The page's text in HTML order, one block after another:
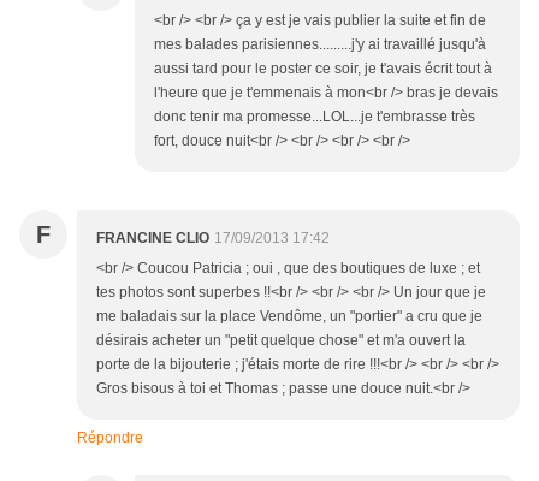
<br /> <br /> ça y est je vais publier la suite et fin de
mes balades parisiennes.........j'y ai travaillé jusqu'à
aussi tard pour le poster ce soir, je t'avais écrit tout à
l'heure que je t'emmenais à mon<br /> bras je devais
donc tenir ma promesse...LOL...je t'embrasse très
fort, douce nuit<br /> <br /> <br /> <br />
F FRANCINE CLIO 17/09/2013 17:42
<br /> Coucou Patricia ; oui , que des boutiques de luxe ; et
tes photos sont superbes !!<br /> <br /> <br /> Un jour que je
me baladais sur la place Vendôme, un "portier" a cru que je
désirais acheter un "petit quelque chose" et m'a ouvert la
porte de la bijouterie ; j'étais morte de rire !!!<br /> <br /> <br />
Gros bisous à toi et Thomas ; passe une douce nuit.<br />
Répondre